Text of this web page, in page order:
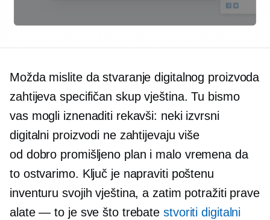
Možda mislite da stvaranje digitalnog proizvoda
zahtijeva specifičan skup vještina. Tu bismo
vas mogli iznenaditi rekavši: neki izvrsni
digitalni proizvodi ne zahtijevaju više
od dobro promišljeno plan i malo vremena da
to ostvarimo. Ključ je napraviti poštenu
inventuru svojih vještina, a zatim potražiti prave
alate — to je sve što trebate stvoriti digitalni